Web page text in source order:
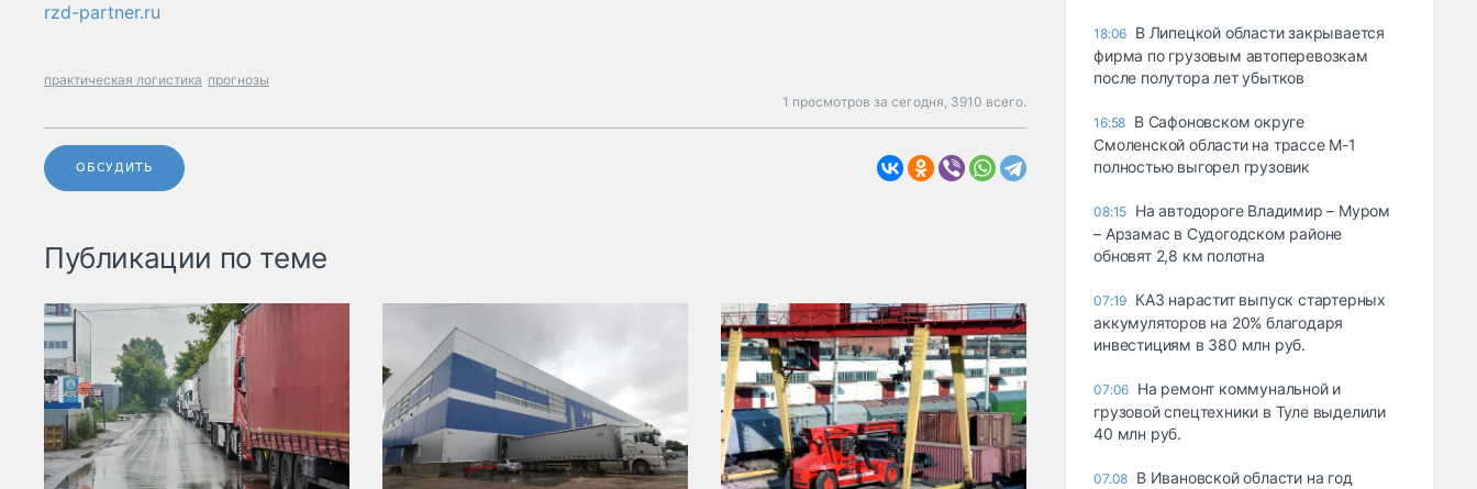
rzd-partner.ru
практическая логистика прогнозы
1 просмотров за сегодня, 3910 всего.
ОБСУДИТЬ
Публикации по теме
18:06 В Липецкой области закрывается
фирма по грузовым автоперевозкам
после полутора лет убытков
16:58 В Сафоновском округе
Смоленской области на трассе М-1
полностью выгорел грузовик
08:15 На автодороге Владимир – Муром
– Арзамас в Судогодском районе
обновят 2,8 км полотна
07:19 КАЗ нарастит выпуск стартерных
аккумуляторов на 20% благодаря
инвестициям в 380 млн руб.
07:06 На ремонт коммунальной и
грузовой спецтехники в Туле выделили
40 млн руб.
07.08 В Ивановской области на год